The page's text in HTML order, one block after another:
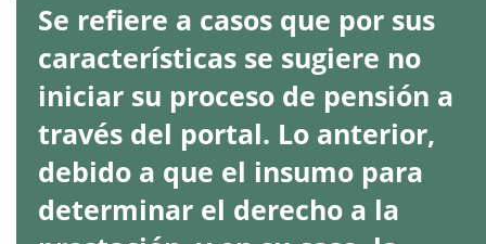
Se refiere a casos que por sus
características se sugiere no
iniciar su proceso de pensión a
través del portal. Lo anterior,
debido a que el insumo para
determinar el derecho a la